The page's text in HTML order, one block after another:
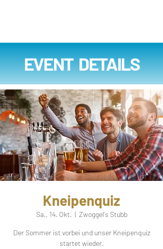
EVENT DETAILS
Kneipenquiz
Sa., 14. Okt.
  |
Zwoggel's Stubb
Der Sommer ist vorbei und unser Kneipenquiz
startet wieder.